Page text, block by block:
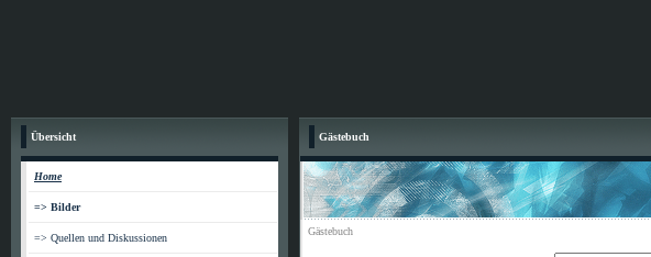
Übersicht
Home
=> Bilder
=> Quellen und Diskussionen
Gästebuch
Gästebuch